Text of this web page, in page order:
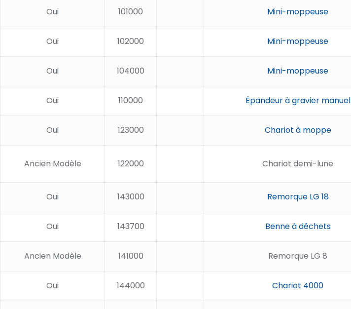
Oui 101000 Mini-moppeuse
Oui 102000 Mini-moppeuse
Oui 104000 Mini-moppeuse
Oui 110000 Épandeur à gravier manuel
Oui 123000 Chariot à moppe
Ancien Modèle 122000 Chariot demi-lune
Oui 143000 Remorque LG 18
Oui 143700 Benne à déchets
Ancien Modèle 141000 Remorque LG 8
Oui 144000 Chariot 4000